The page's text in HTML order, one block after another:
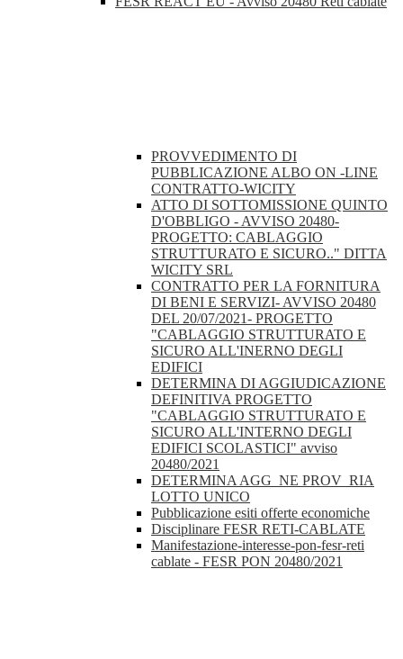
PROVVEDIMENTO DI
PUBBLICAZIONE ALBO ON -LINE
CONTRATTO-WICITY
ATTO DI SOTTOMISSIONE QUINTO
D'OBBLIGO - AVVISO 20480-
PROGETTO: CABLAGGIO
STRUTTURATO E SICURO.." DITTA
WICITY SRL
CONTRATTO PER LA FORNITURA
DI BENI E SERVIZI- AVVISO 20480
DEL 20/07/2021- PROGETTO
"CABLAGGIO STRUTTURATO E
SICURO ALL'INERNO DEGLI
EDIFICI
DETERMINA DI AGGIUDICAZIONE
DEFINITIVA PROGETTO
"CABLAGGIO STRUTTURATO E
SICURO ALL'INTERNO DEGLI
EDIFICI SCOLASTICI" avviso
20480/2021
DETERMINA AGG_NE PROV_RIA
LOTTO UNICO
Pubblicazione esiti offerte economiche
Disciplinare FESR RETI-CABLATE
Manifestazione-interesse-pon-fesr-reti
cablate - FESR PON 20480/2021